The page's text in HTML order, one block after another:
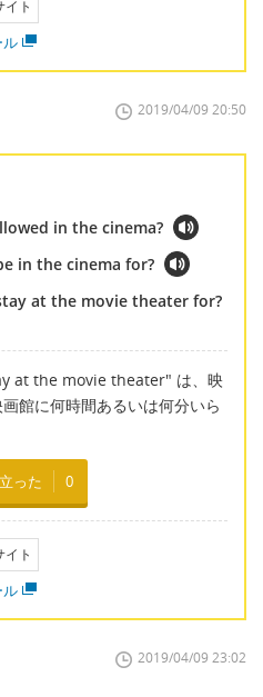
イト
2019/04/09 20:50
in the cinema?
in the cinema for?
at the movie theater for?
at the movie theater" は、映
館に何時間あるいは何分いら
った 0
イト
2019/04/09 23:02